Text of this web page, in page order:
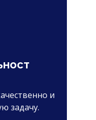
и
задачу.